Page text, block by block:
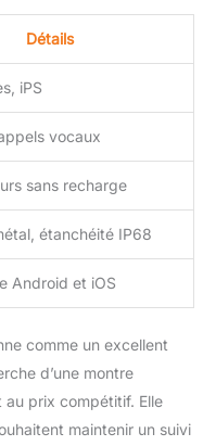
la sécurité
de l'appareil
jours de pluie,
pendant le
l'entraînement.
de
montre sans
【Rappel
et de message
intelligente
la technologie
des appareils
et de manière
intégré et de
de qualité
Détails
iPS
vocaux
sans recharge
étanchéité IP68
Android et iOS
comme un excellent
d’une montre
prix compétitif. Elle
maintenir un suivi